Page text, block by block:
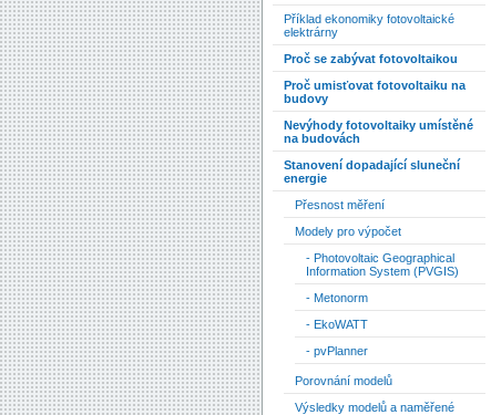
Příklad ekonomiky fotovoltaické
elektrárny
Proč se zabývat fotovoltaikou
Proč umisťovat fotovoltaiku na
budovy
Nevýhody fotovoltaiky umístěné
na budovách
Stanovení dopadající sluneční
energie
Přesnost měření
Modely pro výpočet
- Photovoltaic Geographical
Information System (PVGIS)
- Metonorm
- EkoWATT
- pvPlanner
Porovnání modelů
Výsledky modelů a naměřené